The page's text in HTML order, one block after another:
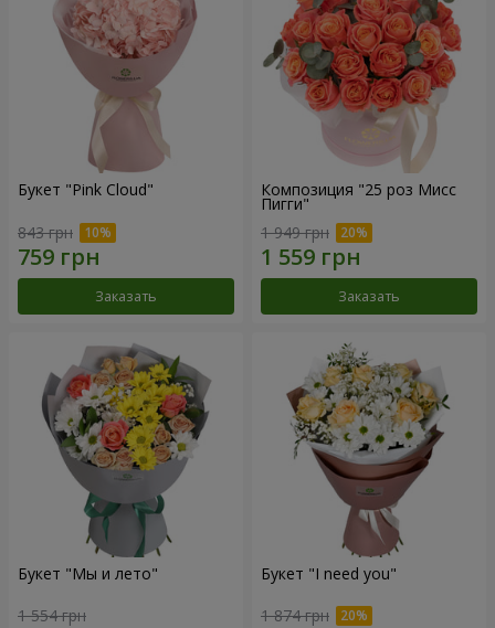
Букет "Pink Cloud"
843 грн
Заказать
Композиция "25 роз Мисс
Пигги"
1 949 грн
Заказать
Букет "Мы и лето"
1 554 грн
Букет "I need you"
1 874 грн